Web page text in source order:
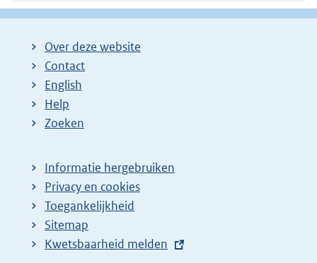
Over deze website
Contact
English
Help
Zoeken
Informatie hergebruiken
Privacy en cookies
Toegankelijkheid
Sitemap
E
Kwetsbaarheid melden